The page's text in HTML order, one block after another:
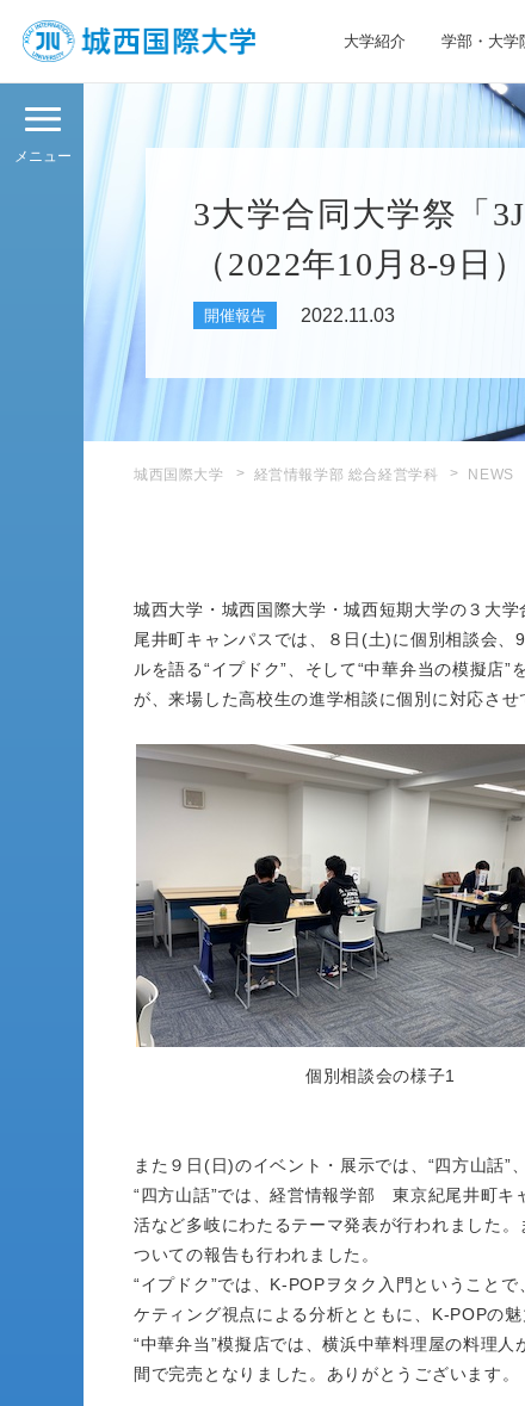
大学紹介 学部・大学
メニュー
3大学合同大学祭「
（2022年10月8-9日）
開催報告 2022.11.03
城西国際大学 経営情報学部 総合経営学科 NEWS
城西大学・城西国際大学・城西短期大学の３大
尾井町キャンパスでは、８日(土)に個別相談会、
ルを語る“イプドク”、そして“中華弁当の模擬店
が、来場した高校生の進学相談に個別に対応させ
個別相談会の様子1
また９日(日)のイベント・展示では、“四方山話”
“四方山話”では、経営情報学部 東京紀尾井町キ
活など多岐にわたるテーマ発表が行われました
ついての報告も行われました。
“イプドク”では、K-POPヲタク入門ということ
ケティング視点による分析とともに、K-POPの魅
“中華弁当”模擬店では、横浜中華料理屋の料理
間で完売となりました。ありがとうございます。